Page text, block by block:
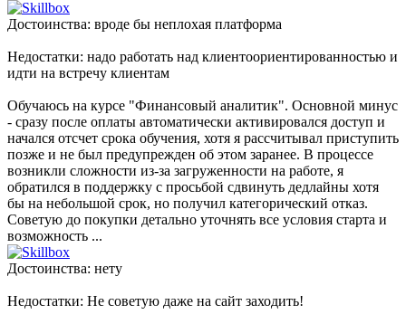
Достоинства: вроде бы неплохая платформа
Недостатки: надо работать над клиентоориентированностью и
идти на встречу клиентам
Обучаюсь на курсе "Финансовый аналитик". Основной минус
- сразу после оплаты автоматически активировался доступ и
начался отсчет срока обучения, хотя я рассчитывал приступить
позже и не был предупрежден об этом заранее. В процессе
возникли сложности из-за загруженности на работе, я
обратился в поддержку с просьбой сдвинуть дедлайны хотя
бы на небольшой срок, но получил категорический отказ.
Советую до покупки детально уточнять все условия старта и
возможность ...
Достоинства: нету
Недостатки: Не советую даже на сайт заходить!